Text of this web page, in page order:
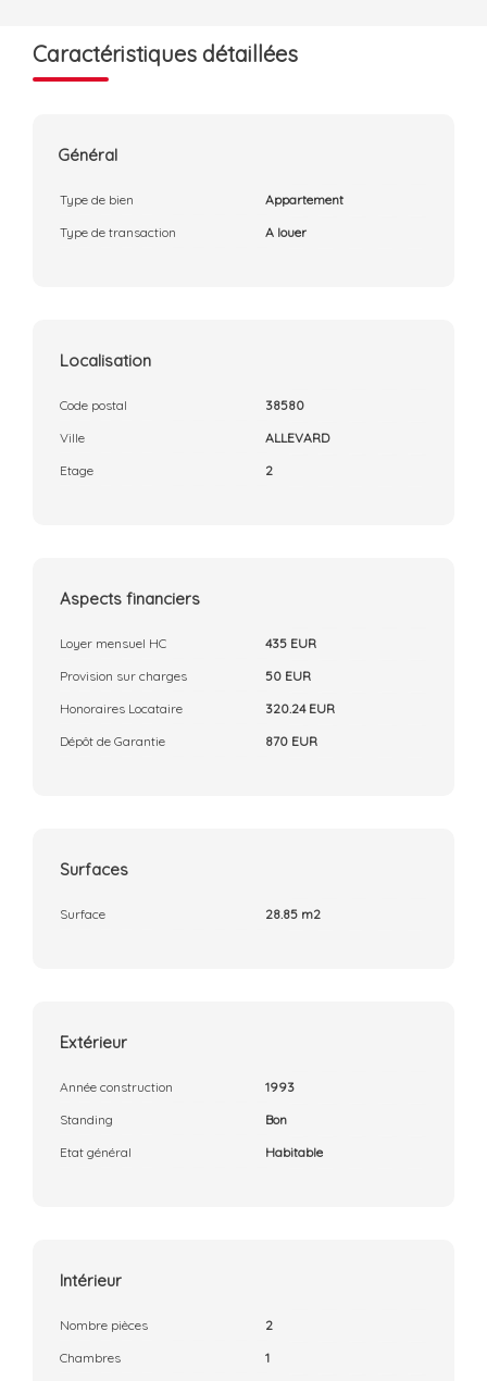
Caractéristiques détaillées
Général
Type de bien
Appartement
Type de transaction
A louer
Localisation
Code postal
38580
Ville
ALLEVARD
Etage
2
Aspects financiers
Loyer mensuel HC
435 EUR
Provision sur charges
50 EUR
Honoraires Locataire
320.24 EUR
Dépôt de Garantie
870 EUR
Surfaces
Surface 28.85 m2
Extérieur
Année construction
1993
Standing
Bon
Etat général
Habitable
Intérieur
Nombre pièces
2
Chambres
1